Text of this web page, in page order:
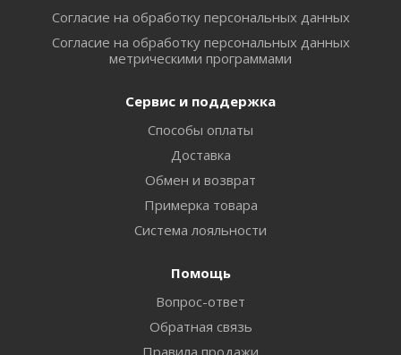
Согласие на обработку персональных данных
Согласие на обработку персональных данных
метрическими программами
Сервис и поддержка
Способы оплаты
Доставка
Обмен и возврат
Примерка товара
Система лояльности
Помощь
Вопрос-ответ
Обратная связь
Правила продажи